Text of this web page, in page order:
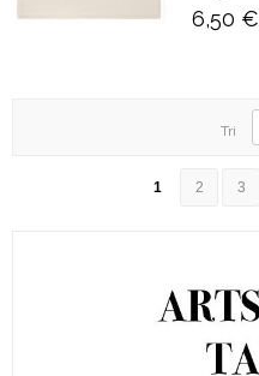
6,50 €
Tri
1 2 3